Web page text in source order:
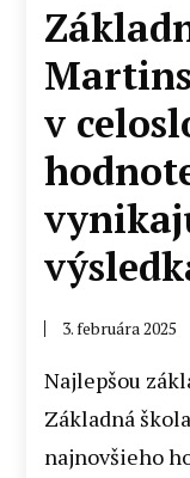
v
3. februára 2025
Najlepšou
Základná
najnovšieho